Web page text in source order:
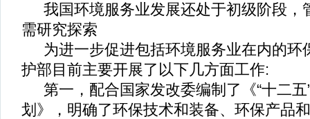
我国环境服务业发展还处于初级阶段，
需研究探索
为进一步促进包括环境服务业在内的环
护部目前主要开展了以下几方面工作:
第一，配合国家发改委编制了《“十二五
划》，明确了环保技术和装备、环保产品